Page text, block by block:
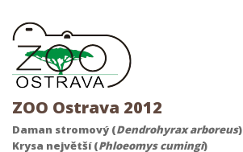
ZOO Ostrava 2012
Daman stromový (Dendrohyrax arboreus)
Krysa největší (Phloeomys cumingi)